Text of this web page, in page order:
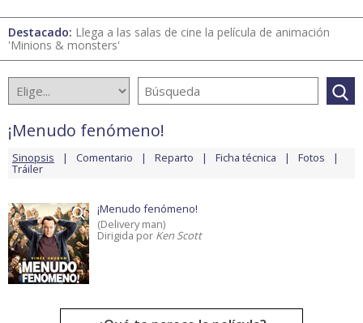
Destacado: Llega a las salas de cine la película de animación
'Minions & monsters'
¡Menudo fenómeno!
Sinopsis Comentario Reparto Ficha técnica Fotos
Tráiler
¡Menudo fenómeno!
(Delivery man)
Dirigida por Ken Scott